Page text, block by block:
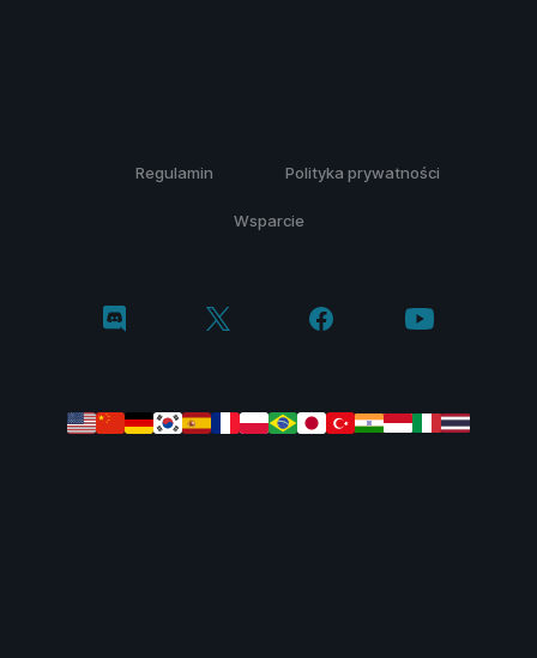
Regulamin Polityka prywatności
Wsparcie